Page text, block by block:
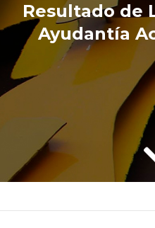
Resultado de
Ayudantía